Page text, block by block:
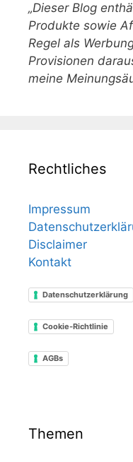
„Dieser Blog
Produkte sowie
Regel als
Provisionen
meine
Rechtliches
Impressum
Disclaimer
Kontakt
Datenschutzerklärung
Cookie-Richtlinie
AGBs
Themen